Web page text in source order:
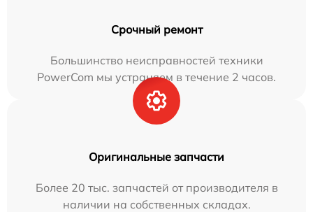
Срочный ремонт
Большинство неисправностей техники
PowerCom мы устраняем в течение 2 часов.
Оригинальные запчасти
Более 20 тыс. запчастей от производителя в
наличии на собственных складах.